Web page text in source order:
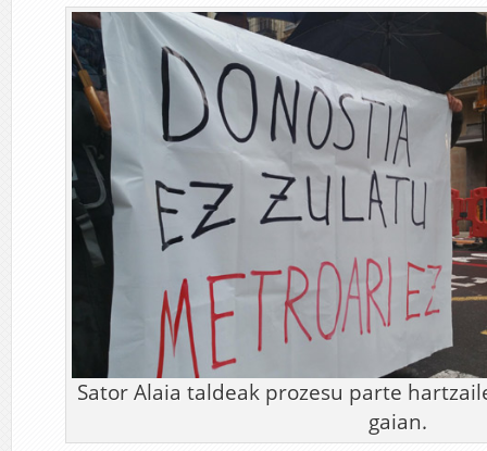
Sator Alaia taldeak prozesu parte
gaian.